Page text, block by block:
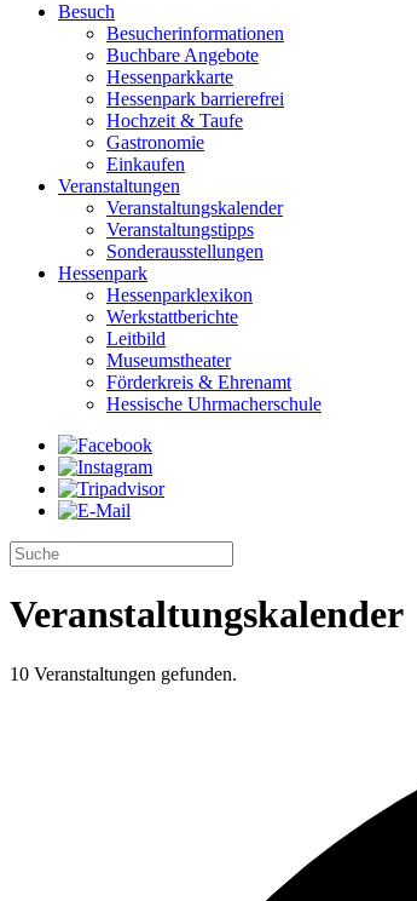
Besuch
Besucherinformationen
Buchbare Angebote
Hessenparkkarte
Hessenpark barrierefrei
Hochzeit & Taufe
Gastronomie
Einkaufen
Veranstaltungen
Veranstaltungskalender
Veranstaltungstipps
Sonderausstellungen
Hessenpark
Hessenparklexikon
Werkstattberichte
Leitbild
Museumstheater
Förderkreis & Ehrenamt
Hessische Uhrmacherschule
Veranstaltungs­kalender
10 Veranstaltungen gefunden.